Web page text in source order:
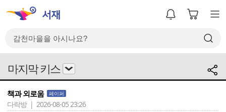
마지막 키스
책과 외로움 페이퍼
다락방 | 2026-08-05 23:26